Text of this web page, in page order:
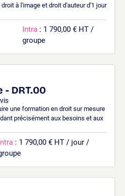
à l'image et droit d'auteur d'1 jour
Intra : 1 790,00 € HT /
groupe
DRT.00
une formation en droit sur mesure
précisément aux besoins et aux
: 1 790,00 € HT / jour /